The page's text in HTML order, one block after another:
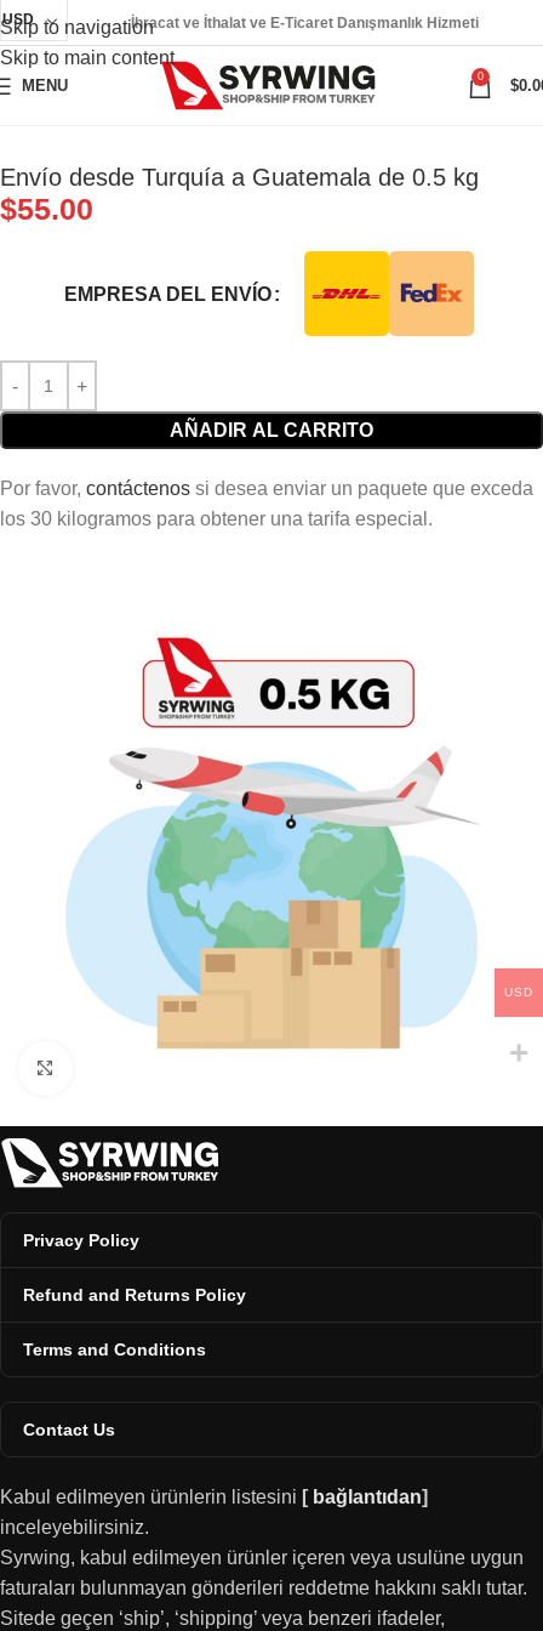
Skip to navigation
Skip to main content
USD İhracat ve İthalat ve E-Ticaret Danışmanlık Hizmeti
MENU
0
$
Envío desde Turquía a Guatemala de 0.5 kg
$55.00
EMPRESA DEL ENVÍO
AÑADIR AL CARRITO
Por favor, contáctenos si desea enviar un paquete que exceda
los 30 kilogramos para obtener una tarifa especial.
Privacy Policy
Refund and Returns Policy
Terms and Conditions
Contact Us
Kabul edilmeyen ürünlerin listesini [ bağlantıdan]
inceleyebilirsiniz.
Syrwing, kabul edilmeyen ürünler içeren veya usulüne uygun
faturaları bulunmayan gönderileri reddetme hakkını saklı tutar.
Sitede geçen ‘ship’, ‘shipping’ veya benzeri ifadeler,
USD